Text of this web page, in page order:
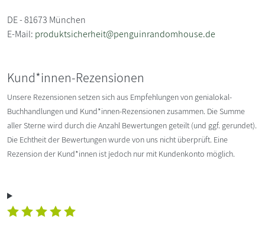
DE - 81673 München
E-Mail: produktsicherheit@penguinrandomhouse.de
Kund*innen-Rezensionen
Unsere Rezensionen setzen sich aus Empfehlungen von genialokal-
Buchhandlungen und Kund*innen-Rezensionen zusammen. Die Summe
aller Sterne wird durch die Anzahl Bewertungen geteilt (und ggf. gerundet).
Die Echtheit der Bewertungen wurde von uns nicht überprüft. Eine
Rezension der Kund*innen ist jedoch nur mit Kundenkonto möglich.